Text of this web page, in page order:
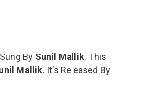
By Sunil Mallik. This
Mallik. It’s Released By